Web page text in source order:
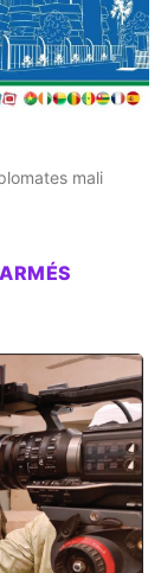
mali